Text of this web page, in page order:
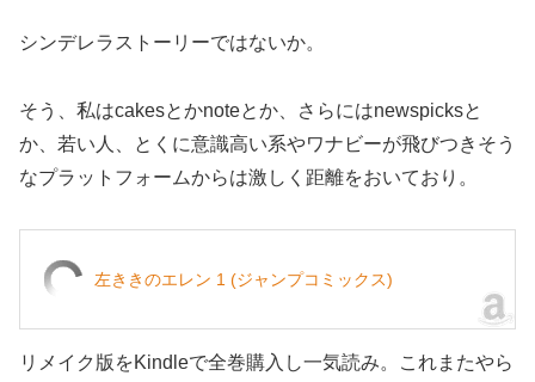
シンデレラストーリーではないか。
そう、私はcakesとかnoteとか、さらにはnewspicksと
か、若い人、とくに意識高い系やワナビーが飛びつきそう
なプラットフォームからは激しく距離をおいており。
左ききのエレン 1 (ジャンプコミックス)
リメイク版をKindleで全巻購入し一気読み。これまたやら